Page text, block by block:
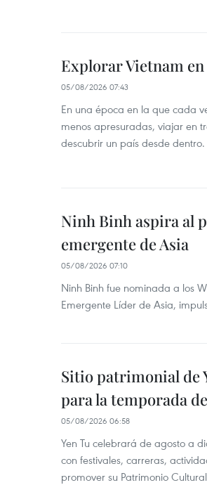
Explorar Vietnam
05/08/2026 07:43
En una época en la que cada
menos apresuradas, viajar en
descubrir un país desde dentro.
Ninh Binh aspira al
emergente de Asia
05/08/2026 07:10
Ninh Binh fue nominada a los
Emergente Líder de Asia,
Sitio patrimonial de
para la temporada
05/08/2026 06:58
Yen Tu celebrará de agosto a
con festivales, carreras,
promover su Patrimonio